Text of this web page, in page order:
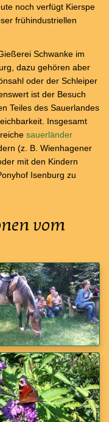
noch verfügt Kierspe
frühindustriellen
Schwanke im
dazu gehören aber
oder der Schleiper
ist der Besuch
Teiles des Sauerlandes
Insgesamt
sauerländer
(z. B. Wienhagener
mit den Kindern
Isenburg zu
vom